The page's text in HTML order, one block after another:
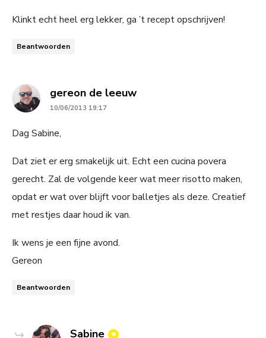
Klinkt echt heel erg lekker, ga ’t recept opschrijven!
Beantwoorden
gereon de leeuwsays:
10/06/2013 19:17
Dag Sabine,
Dat ziet er erg smakelijk uit. Echt een cucina povera
gerecht. Zal de volgende keer wat meer risotto maken,
opdat er wat over blijft voor balletjes als deze. Creatief
met restjes daar houd ik van.
Ik wens je een fijne avond.
Gereon
Beantwoorden
Sabine says: